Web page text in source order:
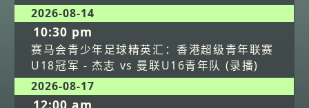
2026-08-14
10:30 pm
赛马会青少年足球精英汇：香港超级青年联赛
U18冠军 - 杰志 vs 曼联U16青年队 (录播)
2026-08-17
12:00 am